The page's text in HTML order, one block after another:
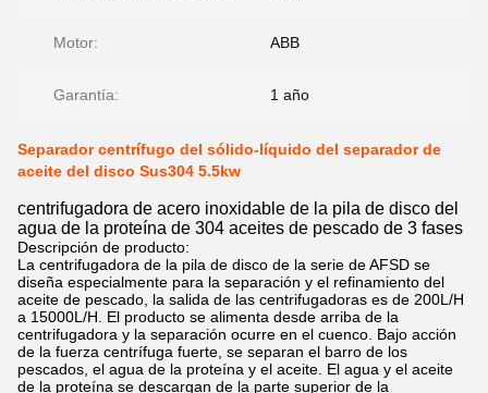
Motor: ABB
Garantía: 1 año
Separador centrífugo del sólido-líquido del separador de
aceite del disco Sus304 5.5kw
centrifugadora de acero inoxidable de la pila de disco del
agua de la proteína de 304 aceites de pescado de 3 fases
Descripción de producto:
La centrifugadora de la pila de disco de la serie de AFSD se
diseña especialmente para la separación y el refinamiento del
aceite de pescado, la salida de las centrifugadoras es de 200L/H
a 15000L/H. El producto se alimenta desde arriba de la
centrifugadora y la separación ocurre en el cuenco. Bajo acción
de la fuerza centrífuga fuerte, se separan el barro de los
pescados, el agua de la proteína y el aceite. El agua y el aceite
de la proteína se descargan de la parte superior de la